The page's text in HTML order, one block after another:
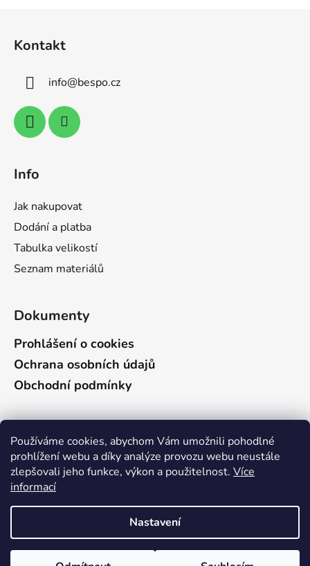
Používáme cookies, abychom Vám umožnili pohodlné
prohlížení webu a díky analýze provozu webu neustále
zlepšovali jeho funkce, výkon a použitelnost. Více
informací
Nastavení
Vzhledem k celozávodní dovolené budou v těchto
přijaté 16.6. - 30.6.2026 = budou odeslány nejdéle v
týdnu 17. - 21.8.2026. Objednávky přijaté 1.7. - 15.7.2026
Kontakt
info@bespo.cz
Info
Jak nakupovat
Dodání a platba
Tabulka velikostí
Seznam materiálů
Dokumenty
Prohlášení o cookies
Ochrana osobních údajů
Obchodní podmínky
Vyhledávání
HLEDAT
Vytvořil Shoptet